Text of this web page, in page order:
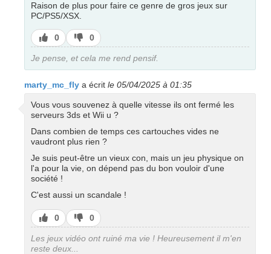
Raison de plus pour faire ce genre de gros jeux sur
PC/PS5/XSX.
J’aime
0
J’aime
pas
0
Je pense, et cela me rend pensif.
marty_mc_fly a écrit le 05/04/2025 à 01:35
Vous vous souvenez à quelle vitesse ils ont fermé les
serveurs 3ds et Wii u ?
Dans combien de temps ces cartouches vides ne
vaudront plus rien ?
Je suis peut-être un vieux con, mais un jeu physique on
l'a pour la vie, on dépend pas du bon vouloir d'une
société !
C'est aussi un scandale !
J’aime
0
J’aime
pas
0
Les jeux vidéo ont ruiné ma vie ! Heureusement il m'en
reste deux...